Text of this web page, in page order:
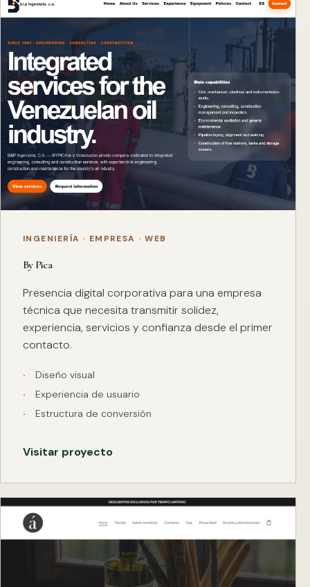
INGENIERÍA · EMPRESA · WEB
By Pica
Presencia digital corporativa para una empresa
técnica que necesita transmitir solidez,
experiencia, servicios y confianza desde el primer
contacto.
Diseño visual
Experiencia de usuario
Estructura de conversión
Visitar proyecto